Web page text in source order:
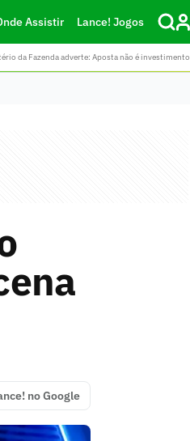
Assistir Lance! Jogos
da Fazenda adverte: Aposta não é investimento
no Google